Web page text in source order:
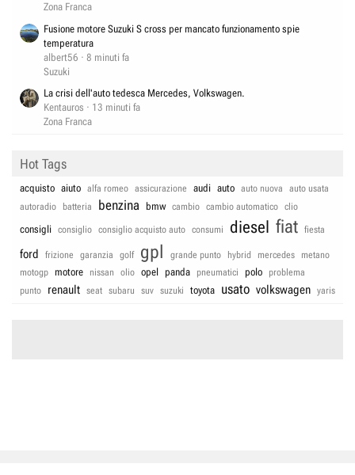
Zona Franca
Fusione motore Suzuki S cross per mancato funzionamento spie
temperatura
albert56
8 minuti fa
Suzuki
La crisi dell'auto tedesca Mercedes, Volkswagen.
Kentauros
13 minuti fa
Zona Franca
Hot Tags
acquisto aiuto alfa romeo assicurazione audi auto auto nuova
auto usata
autoradio
batteria benzina bmw cambio cambio automatico clio
consigli consiglio consiglio acquisto auto consumi diesel fiat fiesta
ford frizione garanzia golf gpl grande punto hybrid mercedes
metano
motogp
motore nissan olio opel panda pneumatici polo
problema
punto
renault seat subaru suv suzuki toyota usato volkswagen yaris